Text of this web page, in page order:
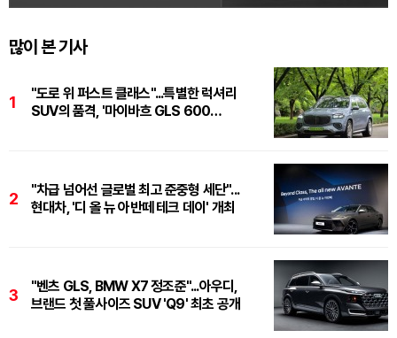
많이 본 기사
1
"도로 위 퍼스트 클래스"...특별한 럭셔리
SUV의 품격, '마이바흐 GLS 600
2
"차급 넘어선 글로벌 최고 준중형 세단"...
현대차, '디 올 뉴 아반떼 테크 데이' 개최
3
"벤츠 GLS, BMW X7 정조준"...아우디,
브랜드 첫 풀사이즈 SUV 'Q9' 최초 공개